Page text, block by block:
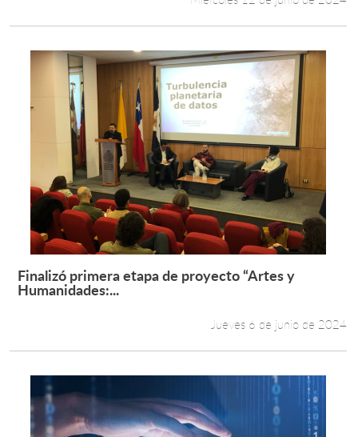
Leer más +
Finalizó primera etapa de proyecto “Artes y
Humanidades:...
Jueves 6 de junio de 2024